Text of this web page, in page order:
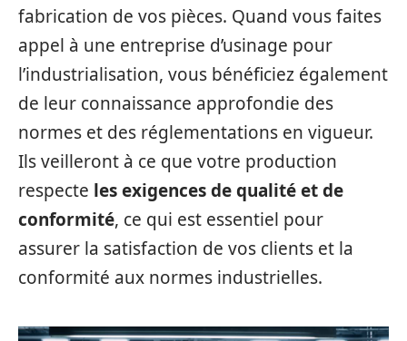
fabrication de vos pièces. Quand vous faites
appel à une entreprise d’usinage pour
l’industrialisation, vous bénéficiez également
de leur connaissance approfondie des
normes et des réglementations en vigueur.
Ils veilleront à ce que votre production
respecte les exigences de qualité et de
conformité, ce qui est essentiel pour
assurer la satisfaction de vos clients et la
conformité aux normes industrielles.